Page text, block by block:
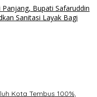
Bupati Safaruddin
Sanitasi Layak Bagi
Kota Tembus 100%,